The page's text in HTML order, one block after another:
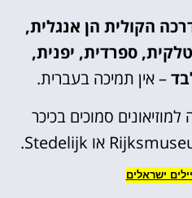
הקולית הן אנגלית,
ספרדית, יפנית,
– אין תמיכה בעברית.
סמוכים בכיכר